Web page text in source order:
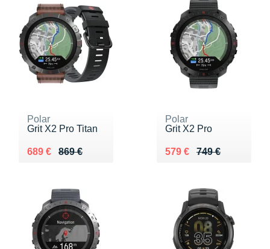
Price ascending
Polar
Grit X2 Pro Titan
869 €
Au lieu de 869 €
689 €
Vendu 689 €
Polar
Grit X2 Pro
749 €
Au lieu de 749 €
579 €
Vendu 579 €